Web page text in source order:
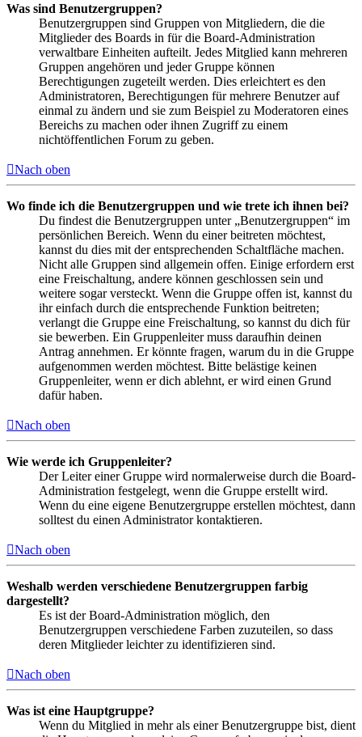
Was sind Benutzergruppen?
Benutzergruppen sind Gruppen von Mitgliedern, die die
Mitglieder des Boards in für die Board-Administration
verwaltbare Einheiten aufteilt. Jedes Mitglied kann mehreren
Gruppen angehören und jeder Gruppe können
Berechtigungen zugeteilt werden. Dies erleichtert es den
Administratoren, Berechtigungen für mehrere Benutzer auf
einmal zu ändern und sie zum Beispiel zu Moderatoren eines
Bereichs zu machen oder ihnen Zugriff zu einem
nichtöffentlichen Forum zu geben.
Nach oben
Wo finde ich die Benutzergruppen und wie trete ich ihnen bei?
Du findest die Benutzergruppen unter „Benutzergruppen“ im
persönlichen Bereich. Wenn du einer beitreten möchtest,
kannst du dies mit der entsprechenden Schaltfläche machen.
Nicht alle Gruppen sind allgemein offen. Einige erfordern erst
eine Freischaltung, andere können geschlossen sein und
weitere sogar versteckt. Wenn die Gruppe offen ist, kannst du
ihr einfach durch die entsprechende Funktion beitreten;
verlangt die Gruppe eine Freischaltung, so kannst du dich für
sie bewerben. Ein Gruppenleiter muss daraufhin deinen
Antrag annehmen. Er könnte fragen, warum du in die Gruppe
aufgenommen werden möchtest. Bitte belästige keinen
Gruppenleiter, wenn er dich ablehnt, er wird einen Grund
dafür haben.
Nach oben
Wie werde ich Gruppenleiter?
Der Leiter einer Gruppe wird normalerweise durch die Board-
Administration festgelegt, wenn die Gruppe erstellt wird.
Wenn du eine eigene Benutzergruppe erstellen möchtest, dann
solltest du einen Administrator kontaktieren.
Nach oben
Weshalb werden verschiedene Benutzergruppen farbig
dargestellt?
Es ist der Board-Administration möglich, den
Benutzergruppen verschiedene Farben zuzuteilen, so dass
deren Mitglieder leichter zu identifizieren sind.
Nach oben
Was ist eine Hauptgruppe?
Wenn du Mitglied in mehr als einer Benutzergruppe bist, dient